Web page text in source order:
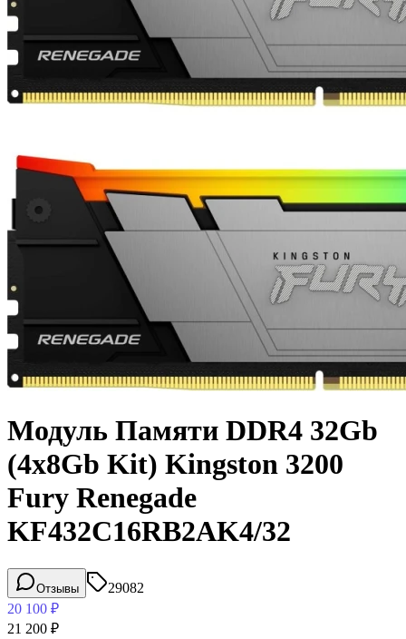
Модуль Памяти DDR4 32Gb
(4x8Gb Kit) Kingston 3200
Fury Renegade
KF432C16RB2AK4/32
Отзывы
29082
20 100 ₽
21 200 ₽